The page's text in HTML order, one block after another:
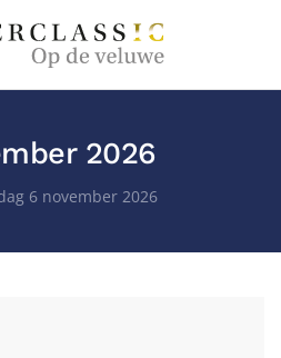
inhoud gaan
2026
6 november 2026